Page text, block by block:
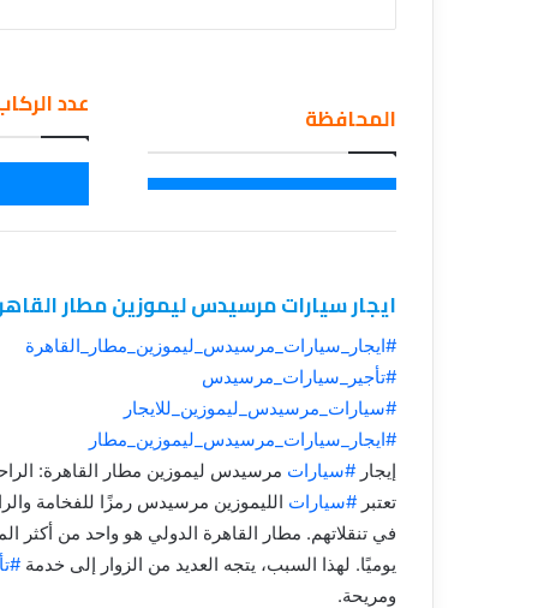
المحافظة عدد
ايجار سيارات مرسيدس ليموزين مطار
#ايجار_سيارات_مرسيدس_ليموزين_مطار_القاهرة
#تأجير_سيارات_مرسيدس
#سيارات_مرسيدس_ليموزين_للايجار
#ايجار_سيارات_مرسيدس_ليموزين_مطار
إيجار#سيارات مرسيدس ليموزين مطار القاهرة:
تعتبر#سيارات الليموزين مرسيدس رمزًا للفخامة
في تنقلاتهم. مطار القاهرة الدولي هو واحد من أكثر
يوميًا. لهذا السبب، يتجه العديد من الزوار إلى خدمة
ومريحة.
ع
ل
د
ق